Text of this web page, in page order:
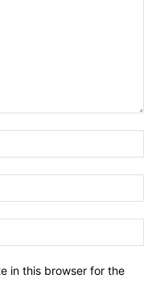
in this browser for the